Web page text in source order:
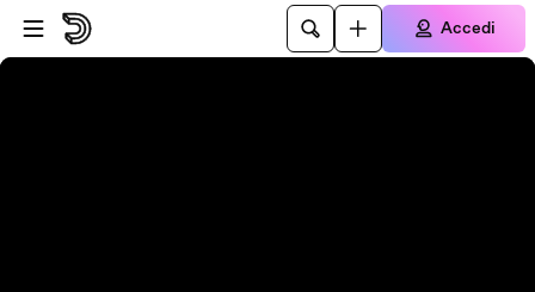
Vai al lettore
Passa al contenuto principale
Accedi